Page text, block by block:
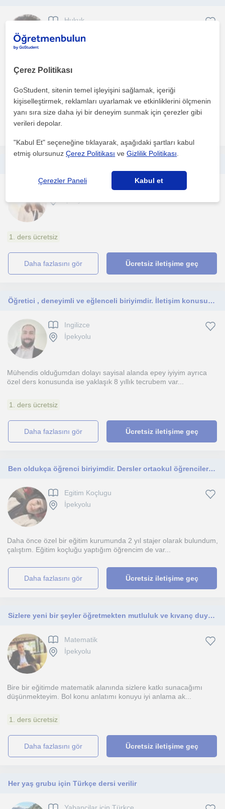
Hukuk
Mali hukuk alaninda yüksek lisansimi tamamladim kPSS alan
grubunda derece yaptim. Adalet lisesi çikisliyim 1 yil ad...
1. ders ücretsiz
daha fazlasını gör
1. ders ücretsiz
daha fazlasını gör Ücretsiz iletişime geç
Öğretici , deneyimli ve eğlenceli biriyimdir. İletişim konusunda da epey becerikliyim
Ingilizce
İpekyolu
Mühendis olduğumdan dolayı sayisal alanda epey iyiyim ayrıca
özel ders konusunda ise yaklaşık 8 yıllık tecrubem var...
1. ders ücretsiz
daha fazlasını gör Ücretsiz iletişime geç
Ben oldukça öğrenci biriyimdir. Dersler ortaokul öğrencilerine yöneliktir.
Egitim Koçlugu
İpekyolu
Daha önce özel bir eğitim kurumunda 2 yıl stajer olarak bulundum,
çalıştım. Eğitim koçluğu yaptığım öğrencim de var...
daha fazlasını gör Ücretsiz iletişime geç
Sizlere yeni bir şeyler öğretmekten mutluluk ve kıvanç duyarım.
Matematik
İpekyolu
Bire bir eğitimde matematik alanında sizlere katkı sunacağımı
düşünmekteyim. Bol konu anlatımı konuyu iyi anlama ak...
1. ders ücretsiz
daha fazlasını gör Ücretsiz iletişime geç
Her yaş grubu için Türkçe dersi verilir
Çerez Politikası
GoStudent, sitenin temel işleyişini sağlamak, içeriği
kişiselleştirmek, reklamları uyarlamak ve etkinliklerini ölçmenin
yanı sıra size daha iyi bir deneyim sunmak için çerezler gibi
verileri depolar.
"Kabul Et" seçeneğine tıklayarak, aşağıdaki şartları kabul
etmiş olursunuzÇerez Politikası veGizlilik Politikası
Çerezler Paneli Kabul et